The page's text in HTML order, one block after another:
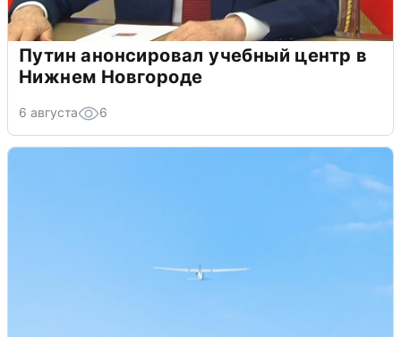
Путин анонсировал учебный центр в
Нижнем Новгороде
6 августа 6